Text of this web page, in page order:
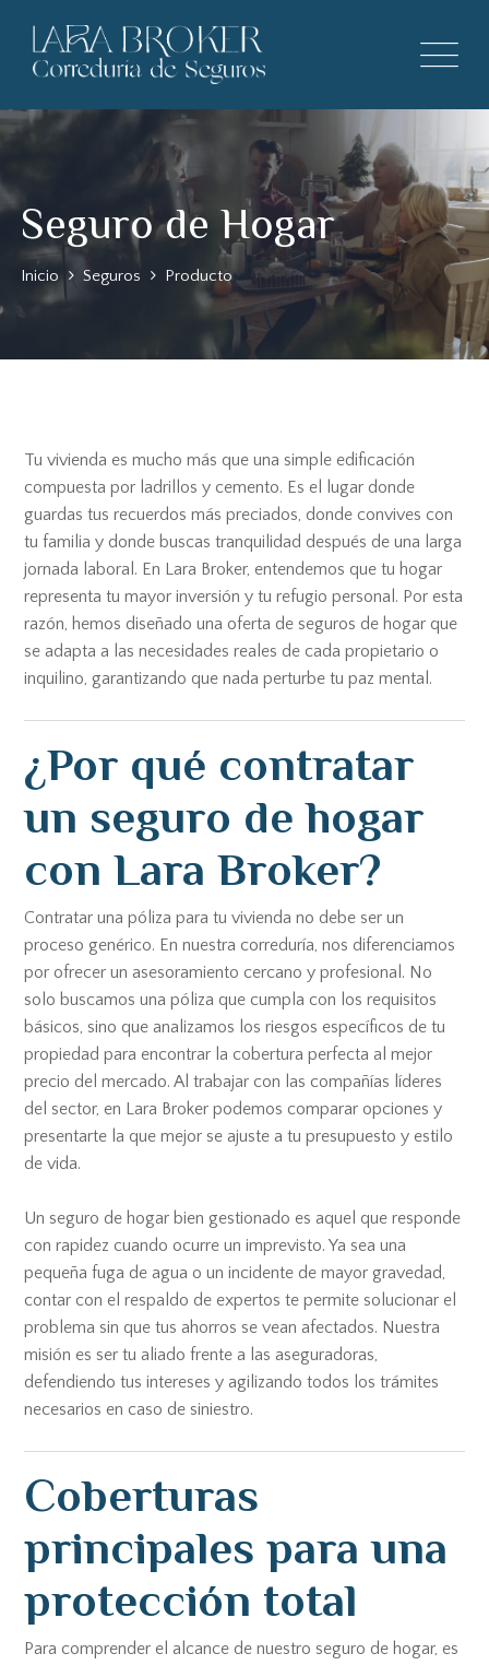
Seguro de Hogar
Inicio Seguros Producto
Tu vivienda es mucho más que una simple edificación
compuesta por ladrillos y cemento. Es el lugar donde
guardas tus recuerdos más preciados, donde convives con
tu familia y donde buscas tranquilidad después de una larga
jornada laboral. En Lara Broker, entendemos que tu hogar
representa tu mayor inversión y tu refugio personal. Por esta
razón, hemos diseñado una oferta de seguros de hogar que
se adapta a las necesidades reales de cada propietario o
inquilino, garantizando que nada perturbe tu paz mental.
¿Por qué contratar
un seguro de hogar
con Lara Broker?
Contratar una póliza para tu vivienda no debe ser un
proceso genérico. En nuestra correduría, nos diferenciamos
por ofrecer un asesoramiento cercano y profesional. No
solo buscamos una póliza que cumpla con los requisitos
básicos, sino que analizamos los riesgos específicos de tu
propiedad para encontrar la cobertura perfecta al mejor
precio del mercado. Al trabajar con las compañías líderes
del sector, en Lara Broker podemos comparar opciones y
presentarte la que mejor se ajuste a tu presupuesto y estilo
de vida.
Un seguro de hogar bien gestionado es aquel que responde
con rapidez cuando ocurre un imprevisto. Ya sea una
pequeña fuga de agua o un incidente de mayor gravedad,
contar con el respaldo de expertos te permite solucionar el
problema sin que tus ahorros se vean afectados. Nuestra
misión es ser tu aliado frente a las aseguradoras,
defendiendo tus intereses y agilizando todos los trámites
necesarios en caso de siniestro.
Coberturas
principales para una
protección total
Para comprender el alcance de nuestro seguro de hogar, es